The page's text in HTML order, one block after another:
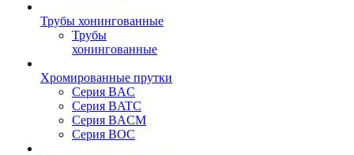
Трубы хонингованные
Трубы
хонингованные
Хромированные прутки
Серия BAC
Серия BATC
Серия BACM
Серия BOC